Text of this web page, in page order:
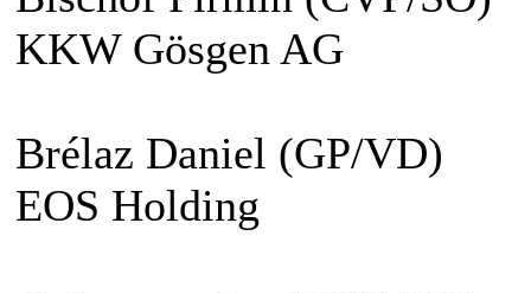
KKW Gösgen AG
Brélaz Daniel (GP/VD)
EOS Holding